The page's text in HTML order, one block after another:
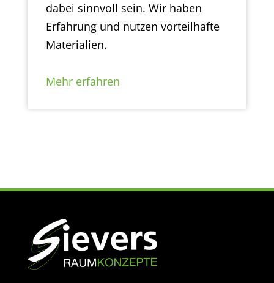
dabei sinnvoll sein. Wir haben
Erfahrung und nutzen vorteilhafte
Materialien.
Mehr erfahren